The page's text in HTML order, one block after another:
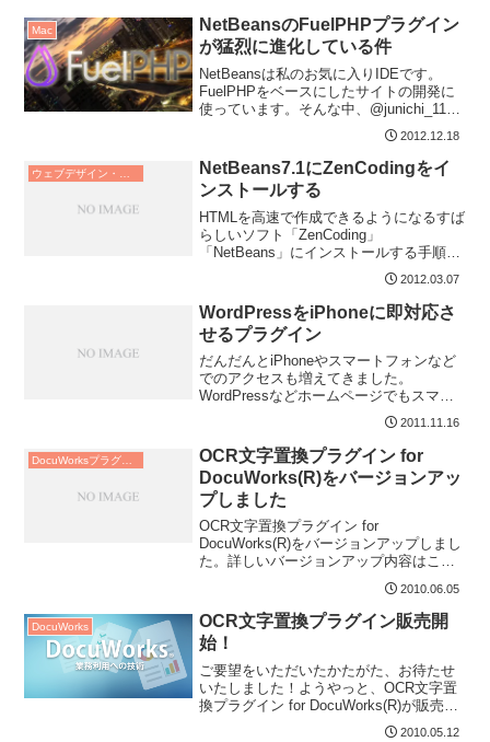
Mac
NetBeansのFuelPHPプラグイン
が猛烈に進化している件
NetBeansは私のお気に入りIDEです。
FuelPHPをベースにしたサイトの開発に
使っています。そんな中、@junichi_11さ
2012.12.18
NetBeans7.1にZenCodingをイ
ンストールする
HTMLを高速で作成できるようになるすば
らしいソフト「ZenCoding」
「NetBeans」にインストールする手順で
2012.03.07
WordPressをiPhoneに即対応さ
せるプラグイン
だんだんとiPhoneやスマートフォンなど
でのアクセスも増えてきました。
WordPressなどホームページでもスマー
トフォン対応が重要になってきますね。
2011.11.16
DocuWorksプラグイン
OCR文字置換プラグイン for
DocuWorks(R)をバージョンアッ
プしました
OCR文字置換プラグイン for
DocuWorks(R)をバージョンアップしまし
た。詳しいバージョンアップ内容はこち
2010.06.05
DocuWorks
OCR文字置換プラグイン販売開
始！
ご要望をいただいたかたがた、お待たせ
いたしました！ようやっと、OCR文字置
換プラグイン for DocuWorks(R)が販売開
始になります！いまは初期動作実績...
2010.05.12